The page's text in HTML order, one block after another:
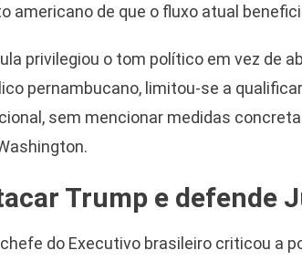
americano de que o fluxo atual
privilegiou o tom político em vez de
pernambucano, limitou-se a
sem mencionar medidas
Trump e defende
do Executivo brasileiro criticou a
6 X
-39%